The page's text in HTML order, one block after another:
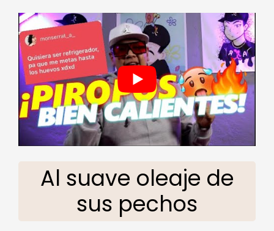
Al suave oleaje de
sus pechos